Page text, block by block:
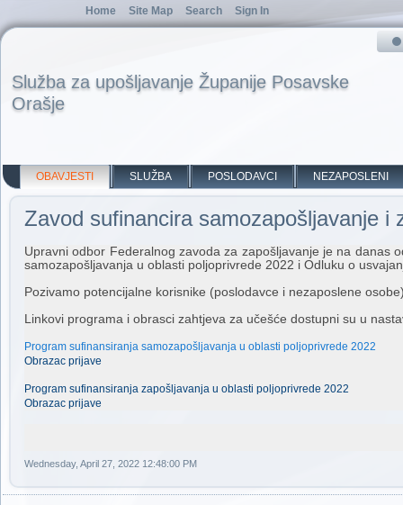
Služba za upošljavanje Županije Posavske
Orašje
OBAVJESTI SLUŽBA POSLODAVCI NEZAPOSLENI
Zavod sufinancira samozapošljavanje i
Upravni odbor Federalnog zavoda za zapošljavanje je na danas
samozapošljavanja u oblasti poljoprivrede 2022 i Odluku o
Pozivamo potencijalne korisnike (poslodavce i nezaposlene
Linkovi programa i obrasci zahtjeva za učešće dostupni su u
Program sufinansiranja samozapošljavanja u oblasti poljoprivrede 2022
Obrazac prijave
Program sufinansiranja zapošljavanja u oblasti poljoprivrede 2022
Obrazac prijave
Wednesday, April 27, 2022 12:48:00 PM
Home Site Map Search Sign In